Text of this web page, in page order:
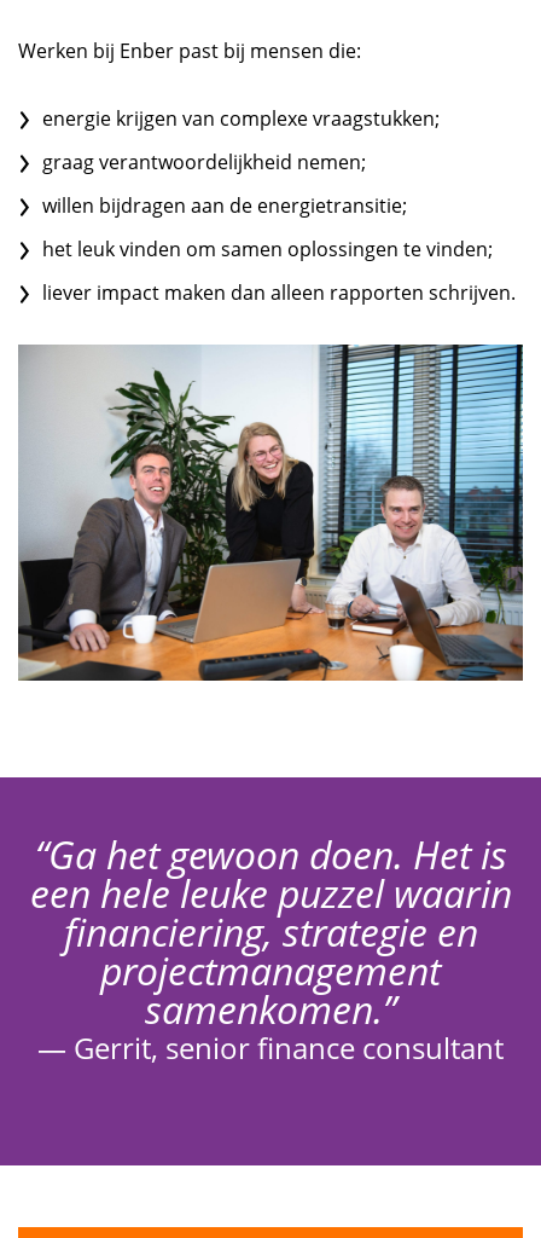
Werken bij Enber past bij mensen die:
energie krijgen van complexe vraagstukken;
graag verantwoordelijkheid nemen;
willen bijdragen aan de energietransitie;
het leuk vinden om samen oplossingen te vinden;
liever impact maken dan alleen rapporten schrijven.
“Ga het gewoon doen. Het is
een hele leuke puzzel waarin
financiering, strategie en
projectmanagement
samenkomen.”
— Gerrit, senior finance consultant